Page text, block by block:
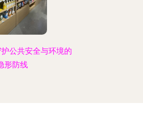
公共安全与环境的
形防线